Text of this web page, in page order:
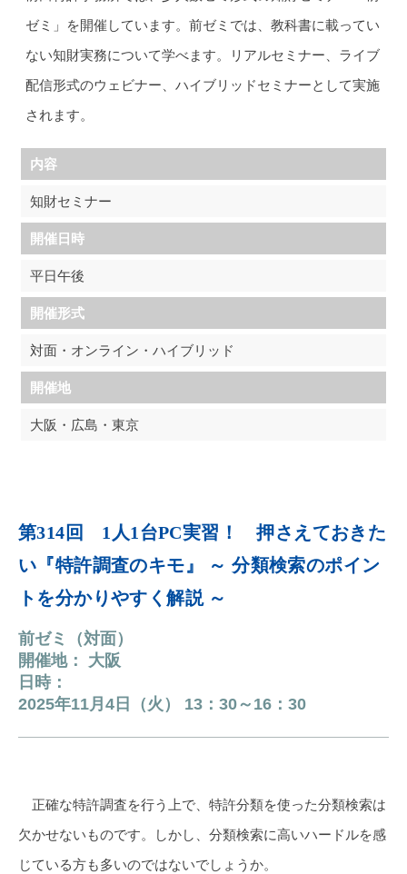
ゼミ」を開催しています。前ゼミでは、教科書に載ってい
ない知財実務について学べます。リアルセミナー、ライブ
配信形式のウェビナー、ハイブリッドセミナーとして実施
されます。
内容
知財セミナー
開催日時
平日午後
開催形式
対面・オンライン・ハイブリッド
開催地
大阪・広島・東京
第314回 1人1台PC実習！ 押さえておきた
い『特許調査のキモ』 ～ 分類検索のポイン
トを分かりやすく解説 ～
前ゼミ（対面）
開催地： 大阪
日時：
2025年11月4日（火） 13：30～16：30
正確な特許調査を行う上で、特許分類を使った分類検索は
欠かせないものです。しかし、分類検索に高いハードルを感
じている方も多いのではないでしょうか。